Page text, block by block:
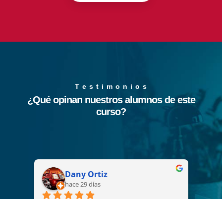
T e s t i m o n i o s
¿Qué opinan nuestros alumnos de este
curso?
Dany Ortiz
hace 29 días